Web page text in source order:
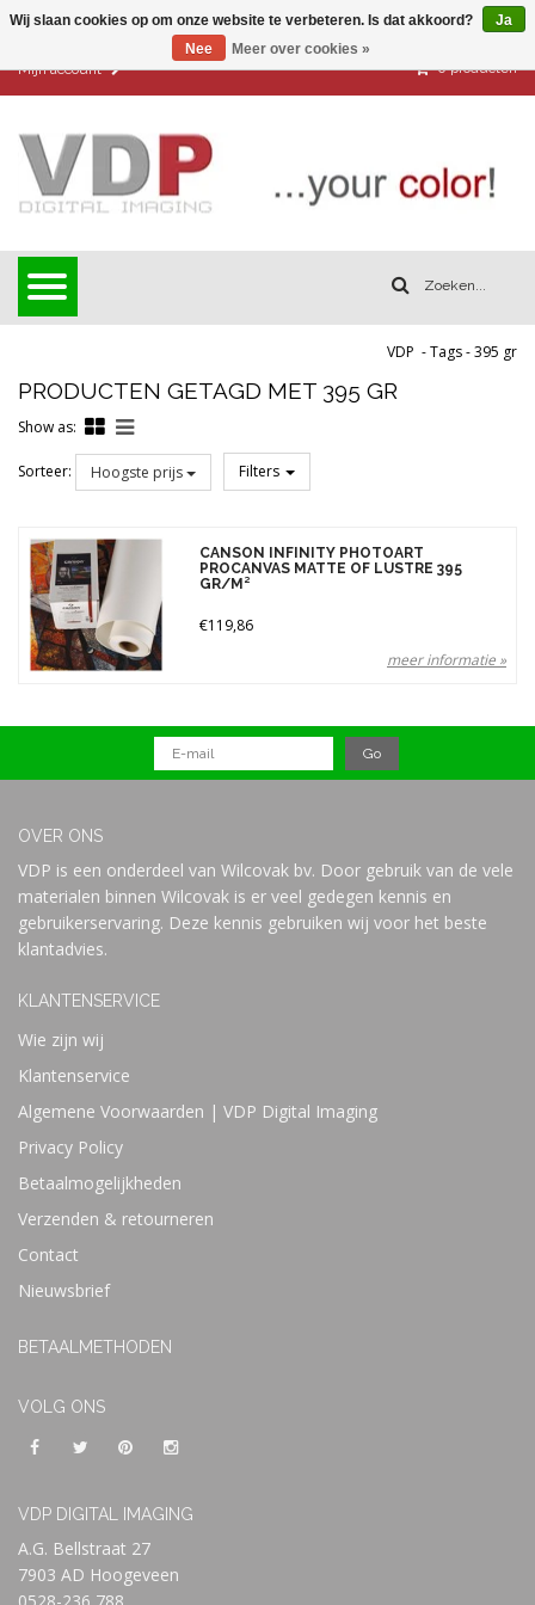
Mijn account 0 producten
VDP -Tags-395 gr
PRODUCTEN GETAGD MET 395 GR
Show as:
Sorteer: Hoogste prijs Filters
Gewicht
395 gr (1)
Merken
CANSON INFINITY PHOTOART
PROCANVAS MATTE OF LUSTRE 395
GR/M²
€119,86
meer informatie »
OVER ONS
VDP is een onderdeel van Wilcovak bv. Door gebruik van de vele
materialen binnen Wilcovak is er veel gedegen kennis en
gebruikerservaring. Deze kennis gebruiken wij voor het beste
klantadvies.
KLANTENSERVICE
Wie zijn wij
Klantenservice
Algemene Voorwaarden | VDP Digital Imaging
Privacy Policy
Betaalmogelijkheden
Verzenden & retourneren
Contact
Nieuwsbrief
BETAALMETHODEN
VOLG ONS
VDP DIGITAL IMAGING
A.G. Bellstraat 27
7903 AD Hoogeveen
Wij slaan cookies op om onze website te verbeteren. Is dat akkoord?
Ja
Nee
Meer over cookies »